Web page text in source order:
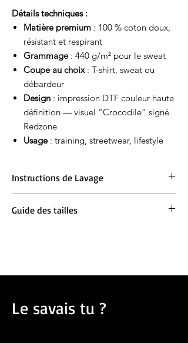
Détails techniques :
Matière premium : 100 % coton doux,
résistant et respirant
Grammage: 440 g/m² pour le sweat
Coupe au choix: T-shirt, sweat ou
débardeur
Design : impression DTF couleur haute
définition — visuel “Crocodile” signé
Redzone
Usage: training, streetwear, lifestyle
Instructions de Lavage
Repassage à 150° max. Ne pas sécher en
Guide des tailles
Le savais tu ?